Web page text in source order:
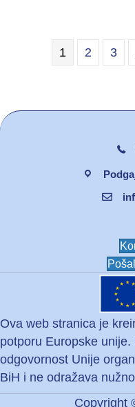
1 2 3
Ova web stranica je
potporu Europske
odgovornost Unije
BiH i ne odražava
Copyright